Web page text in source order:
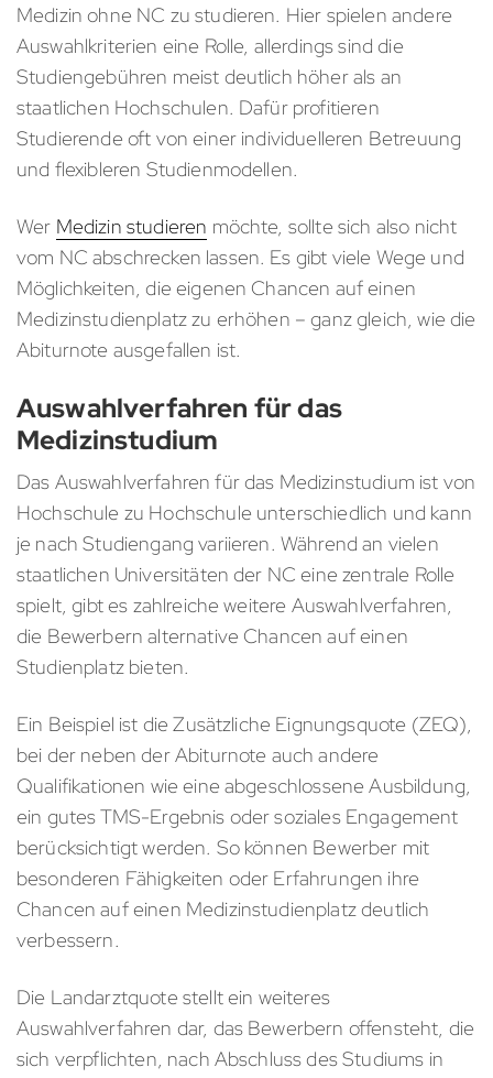
Medizin ohne NC zu studieren. Hier spielen andere
Auswahlkriterien eine Rolle, allerdings sind die
Studiengebühren meist deutlich höher als an
staatlichen Hochschulen. Dafür profitieren
Studierende oft von einer individuelleren Betreuung
und flexibleren Studienmodellen.
Wer Medizin studieren möchte, sollte sich also nicht
vom NC abschrecken lassen. Es gibt viele Wege und
Möglichkeiten, die eigenen Chancen auf einen
Medizinstudienplatz zu erhöhen – ganz gleich, wie die
Abiturnote ausgefallen ist.
Auswahlverfahren für das
Medizinstudium
Das Auswahlverfahren für das Medizinstudium ist von
Hochschule zu Hochschule unterschiedlich und kann
je nach Studiengang variieren. Während an vielen
staatlichen Universitäten der NC eine zentrale Rolle
spielt, gibt es zahlreiche weitere Auswahlverfahren,
die Bewerbern alternative Chancen auf einen
Studienplatz bieten.
Ein Beispiel ist die Zusätzliche Eignungsquote (ZEQ),
bei der neben der Abiturnote auch andere
Qualifikationen wie eine abgeschlossene Ausbildung,
ein gutes TMS-Ergebnis oder soziales Engagement
berücksichtigt werden. So können Bewerber mit
besonderen Fähigkeiten oder Erfahrungen ihre
Chancen auf einen Medizinstudienplatz deutlich
verbessern.
Die Landarztquote stellt ein weiteres
Auswahlverfahren dar, das Bewerbern offensteht, die
sich verpflichten, nach Abschluss des Studiums in